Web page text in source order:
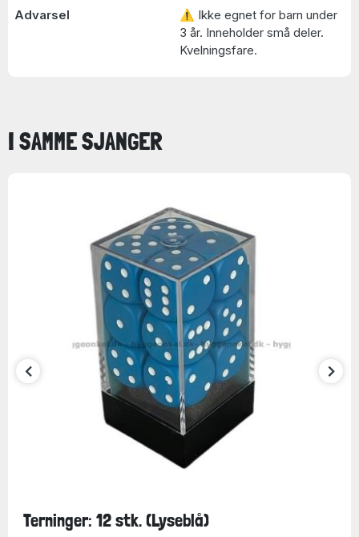
Advarsel
⚠ Ikke egnet for barn under
3 år. Inneholder små deler.
Kvelningsfare.
I SAMME SJANGER
Terninger: 12 stk. (Lyseblå)